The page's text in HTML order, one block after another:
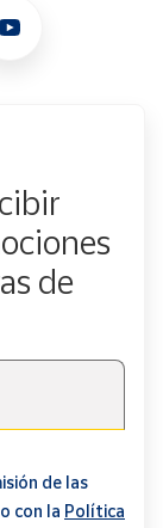
de
de las
con la Política